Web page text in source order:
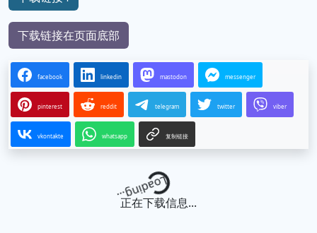
下载链接在页面底部
facebook linkedin mastodon messenger
pinterest reddit telegram twitter viber
vkontakte whatsapp 复制链接
Loading...
正在下载信息...